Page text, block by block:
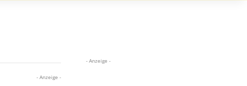
- Anzeige -
- Anzeige -